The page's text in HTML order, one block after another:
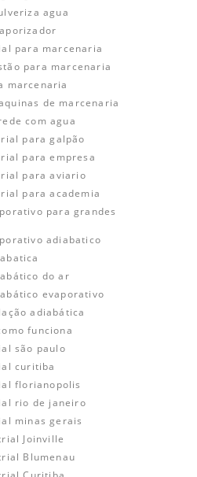
agua
para marcenaria
para marcenaria
marcenaria
de marcenaria
com agua
para galpão
para empresa
para aviario
para academia
para grandes
adiabatico
do ar
evaporativo
adiabática
funciona
são paulo
curitiba
florianopolis
rio de janeiro
minas gerais
Joinville
Blumenau